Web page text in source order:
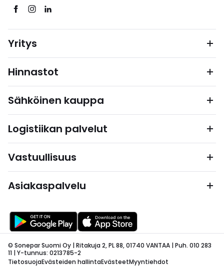
Yritys
Hinnastot
Sähköinen kauppa
Logistiikan palvelut
Vastuullisuus
Asiakaspalvelu
© Sonepar Suomi Oy | Ritakuja 2, PL 88, 01740 VANTAA | Puh. 010 283
11 | Y-tunnus: 0213785-2
TietosuojaEvästeiden hallintaEvästeetMyyntiehdot